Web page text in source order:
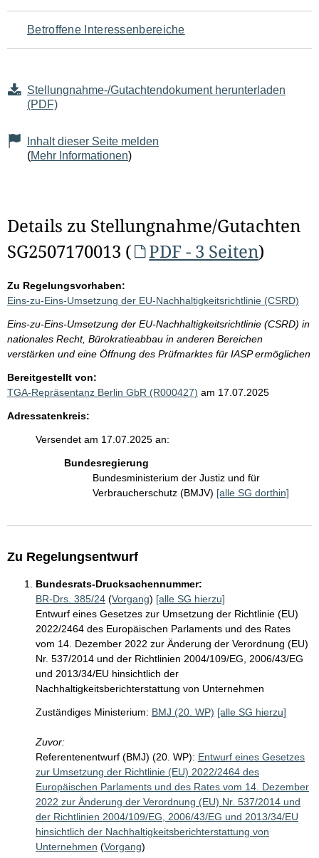
den
Seiteninhalt
Betroffene Interessenbereiche
Stellungnahme-/Gutachtendokument herunterladen
(PDF)
Inhalt dieser Seite melden
(Mehr Informationen)
Details zu Stellungnahme/Gutachten
SG2507170013 (
PDF - 3 Seiten)
Zu Regelungsvorhaben:
Eins-zu-Eins-Umsetzung der EU-Nachhaltigkeitsrichtlinie (CSRD)
Eins-zu-Eins-Umsetzung der EU-Nachhaltigkeitsrichtlinie (CSRD) in
nationales Recht, Bürokratieabbau in anderen Bereichen
verstärken und eine Öffnung des Prüfmarktes für IASP ermöglichen
Bereitgestellt von:
TGA-Repräsentanz Berlin GbR (R000427) am 17.07.2025
Adressatenkreis:
Versendet am 17.07.2025 an:
Bundesregierung
Bundesministerium der Justiz und für
Verbraucherschutz (BMJV) [alle SG dorthin]
Zu Regelungsentwurf
Bundesrats-Drucksachennummer:
BR-Drs. 385/24 (Vorgang) [alle SG hierzu]
Entwurf eines Gesetzes zur Umsetzung der Richtlinie (EU)
2022/2464 des Europäischen Parlaments und des Rates
vom 14. Dezember 2022 zur Änderung der Verordnung (EU)
Nr. 537/2014 und der Richtlinien 2004/109/EG, 2006/43/EG
und 2013/34/EU hinsichtlich der
Nachhaltigkeitsberichterstattung von Unternehmen
Zuständiges Ministerium: BMJ (20. WP) [alle SG hierzu]
Zuvor:
Referentenentwurf (BMJ) (20. WP): Entwurf eines Gesetzes
zur Umsetzung der Richtlinie (EU) 2022/2464 des
Europäischen Parlaments und des Rates vom 14. Dezember
2022 zur Änderung der Verordnung (EU) Nr. 537/2014 und
der Richtlinien 2004/109/EG, 2006/43/EG und 2013/34/EU
hinsichtlich der Nachhaltigkeitsberichterstattung von
Unternehmen (Vorgang)